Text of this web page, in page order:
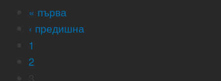
« първа
‹ предишна
1
2